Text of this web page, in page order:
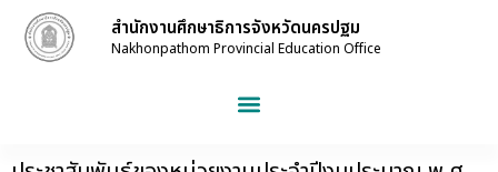
สำนักงานศึกษาธิการจังหวัดนครปฐม
Nakhonpathom Provincial Education Office